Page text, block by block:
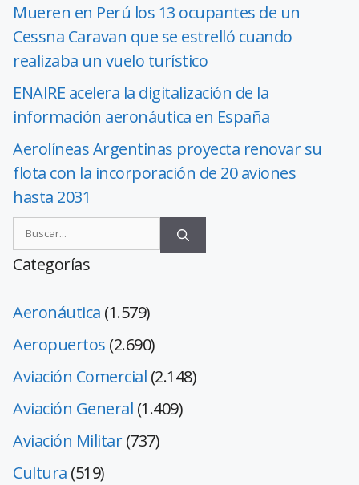
Mueren en Perú los 13 ocupantes de un
Cessna Caravan que se estrelló cuando
realizaba un vuelo turístico
ENAIRE acelera la digitalización de la
información aeronáutica en España
Aerolíneas Argentinas proyecta renovar su
flota con la incorporación de 20 aviones
hasta 2031
Categorías
Aeronáutica (1.579)
Aeropuertos (2.690)
Aviación Comercial (2.148)
Aviación General (1.409)
Aviación Militar(737)
Cultura (519)